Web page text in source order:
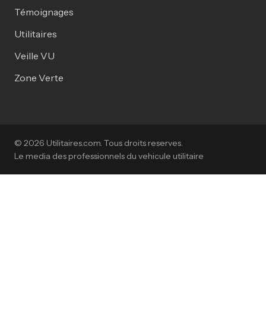
Témoignages
Utilitaires
Veille VU
Zone Verte
© 2026 Utilitaires.com. Tous droits reserves.
Le media des professionnels du vehicule utilitaire